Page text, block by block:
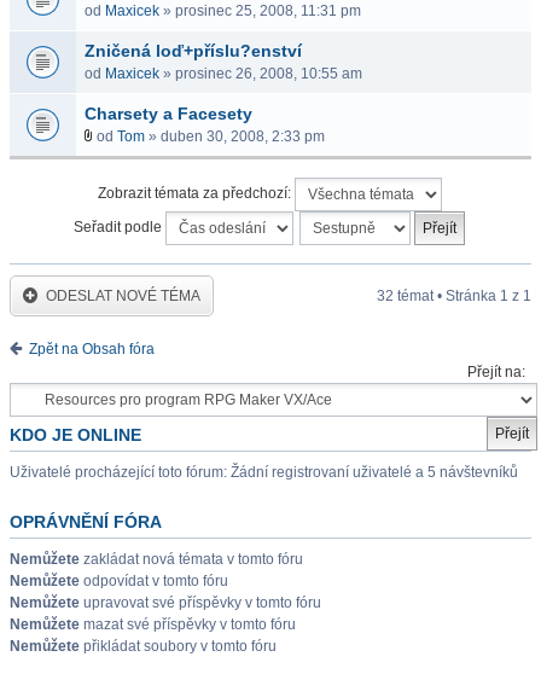
od Maxicek » prosinec 25, 2008, 11:31 pm
Zničená loď+příslu?enství
od Maxicek » prosinec 26, 2008, 10:55 am
Charsety a Facesety
od Tom » duben 30, 2008, 2:33 pm
Zobrazit témata za předchozí:
Seřadit podle
ODESLAT NOVÉ TÉMA 32 témat • Stránka 1 z 1
Zpět na Obsah fóra
Přejít na:
KDO JE ONLINE
Uživatelé procházející toto fórum: Žádní registrovaní uživatelé a 5 návštevníků
OPRÁVNĚNÍ FÓRA
Nemůžete zakládat nová témata v tomto fóru
Nemůžete odpovídat v tomto fóru
Nemůžete upravovat své příspěvky v tomto fóru
Nemůžete mazat své příspěvky v tomto fóru
Nemůžete přikládat soubory v tomto fóru